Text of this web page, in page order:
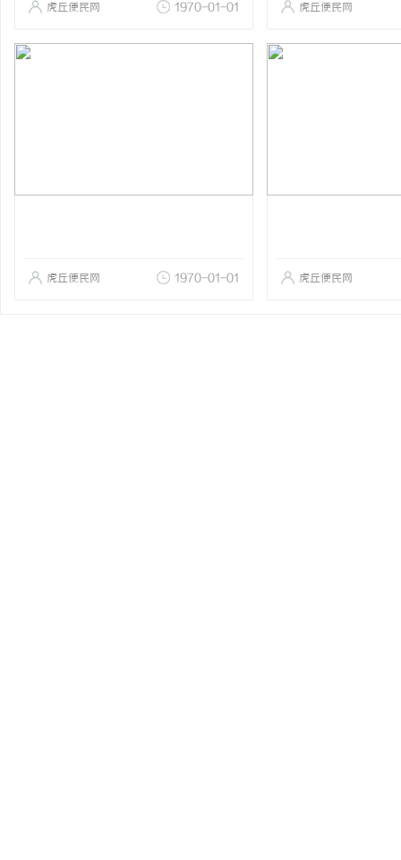
虎丘便民网 1970-01-01 虎丘便民网
虎丘便民网 1970-01-01 虎丘便民网